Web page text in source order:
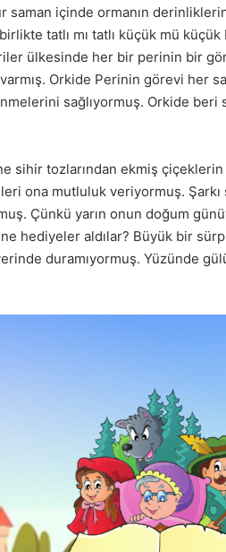
saman içinde ormanın
tatlı mı tatlı küçük mü
ülkesinde her bir perinin bir
Orkide Perinin görevi her
sağlıyormuş. Orkide beri
sihir tozlarından ekmiş çiçeklerin
ona mutluluk veriyormuş.
Çünkü yarın onun doğum
hediyeler aldılar? Büyük bir
duramıyormuş. Yüzünde